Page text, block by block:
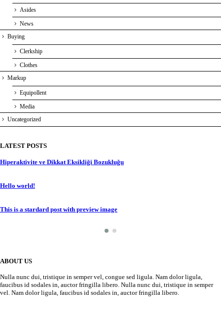
Asides
News
Buying
Clerkship
Clothes
Markup
Equipollent
Media
Uncategorized
LATEST POSTS
Hiperaktivite ve Dikkat Eksikliği Bozukluğu
Hello world!
This is a stardard post with preview image
ABOUT US
Nulla nunc dui, tristique in semper vel, congue sed ligula. Nam dolor ligula,
faucibus id sodales in, auctor fringilla libero. Nulla nunc dui, tristique in semper
vel. Nam dolor ligula, faucibus id sodales in, auctor fringilla libero.